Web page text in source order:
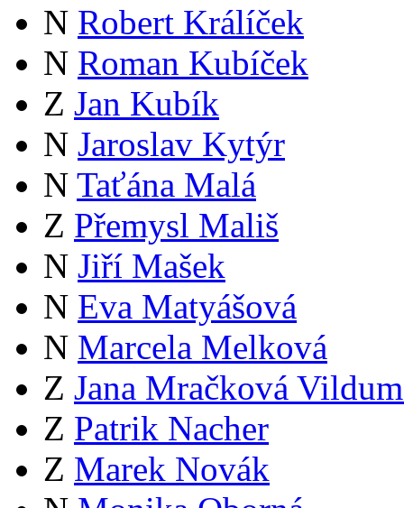
N Robert Králíček
N Roman Kubíček
Z Jan Kubík
N Jaroslav Kytýr
N Taťána Malá
Z Přemysl Mališ
N Jiří Mašek
N Eva Matyášová
N Marcela Melková
Z Jana Mračková
Z Patrik Nacher
Z Marek Novák